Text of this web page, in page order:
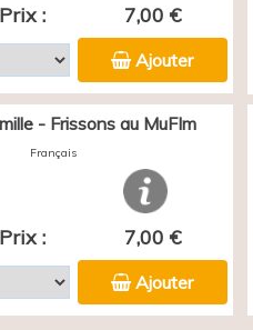
Prix : 7,00 €
Ajouter
- Frissons au MuFIm
Français
Prix : 7,00 €
Ajouter